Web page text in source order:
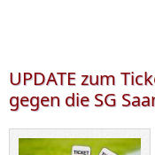
UPDATE zum
gegen die SG